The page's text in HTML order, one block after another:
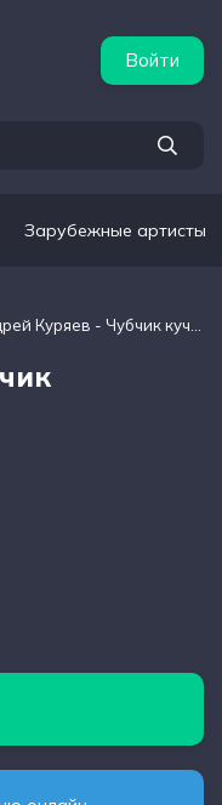
Войти
Зарубежные артисты
Куряев - Чубчик кучерявый